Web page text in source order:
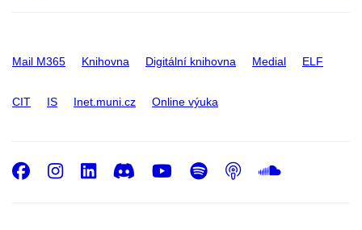
Mail M365 Knihovna Digitální knihovna Medial ELF
CIT IS Inet.muni.cz Online výuka
Facebook
Instagram
LinkedIn
DiscordYoutube
Spotify
Podcast